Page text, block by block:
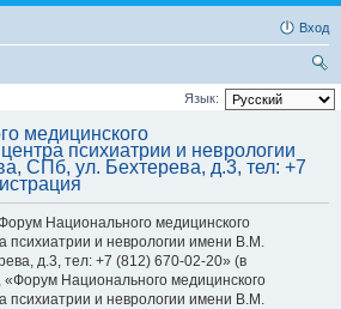
Вход
ои
Язык:
медицинского
психиатрии и неврологии
СПб, ул. Бехтерева, д.3, тел: +7
Национального медицинского
психиатрии и неврологии имени В.М.
д.3, тел: +7 (812) 670-02-20» (в
Национального медицинского
психиатрии и неврологии имени В.М.